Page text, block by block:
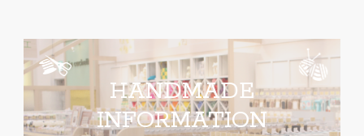
HANDMADE
INFORMATION